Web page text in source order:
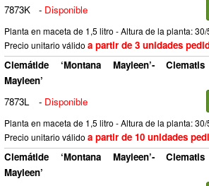
7873K
- Disponible
Planta en maceta de 1,5 litro - Altura de la planta: 30/
Precio unitario válido a partir de 3 unidades
Clemátide ‘Montana Mayleen’- Clematis
Mayleen’
7873L
- Disponible
Planta en maceta de 1,5 litro - Altura de la planta: 30/
Precio unitario válido a partir de 10 unidades
Clemátide ‘Montana Mayleen’- Clematis
Mayleen’